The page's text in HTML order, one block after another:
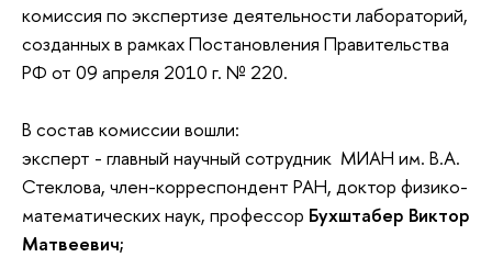
комиссия по экспертизе деятельности лабораторий,
созданных в рамках Постановления Правительства
РФ от 09 апреля 2010 г. № 220.
В состав комиссии вошли:
эксперт - главный научный сотрудник МИАН им. В.А.
Стеклова, член-корреспондент РАН, доктор физико-
математических наук, профессор Бухштабер Виктор
Матвеевич;